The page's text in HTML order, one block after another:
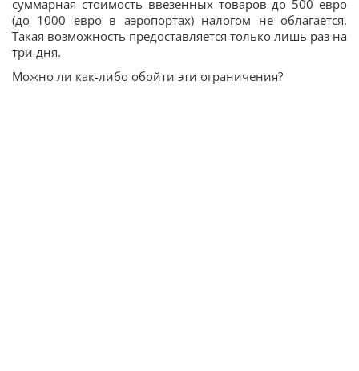
суммарная стоимость ввезенных товаров до 500 евро
(до 1000 евро в аэропортах) налогом не облагается.
Такая возможность предоставляется только лишь раз на
три дня.
Можно ли как-либо обойти эти ограничения?